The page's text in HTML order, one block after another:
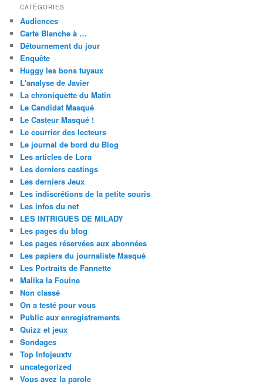
CATÉGORIES
Audiences
Carte Blanche à …
Détournement du jour
Enquête
Huggy les bons tuyaux
L'analyse de Javier
La chroniquette du Matin
Le Candidat Masqué
Le Casteur Masqué !
Le courrier des lecteurs
Le journal de bord du Blog
Les articles de Lora
Les derniers castings
Les derniers Jeux
Les indiscrétions de la petite souris
Les infos du net
LES INTRIGUES DE MILADY
Les pages du blog
Les pages réservées aux abonnées
Les papiers du journaliste Masqué
Les Portraits de Fannette
Malika la Fouine
Non classé
On a testé pour vous
Public aux enregistrements
Quizz et jeux
Sondages
Top Infojeuxtv
uncategorized
Vous avez la parole
Marketing
By sharing
your interests
as you visit
our site, you
increase the
chance of
seeing
personalized
content and
offers. En
partageant
vos intérêts et
comportement
lorsque vous
visitez notre
site, vous
augmentez les
chances de
voir du
contenu et des
offres